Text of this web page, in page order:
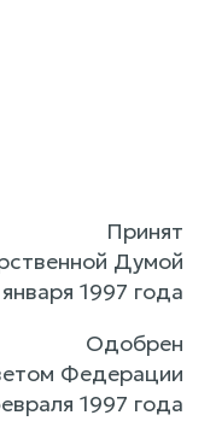
Принят
Думой
1997 года
Одобрен
Федерации
1997 года